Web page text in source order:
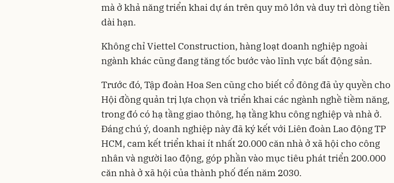
mà ở khả năng triển khai dự án trên quy mô lớn và duy trì dòng tiền
dài hạn.
Không chỉ Viettel Construction, hàng loạt doanh nghiệp ngoài
ngành khác cũng đang tăng tốc bước vào lĩnh vực bất động sản.
Trước đó, Tập đoàn Hoa Sen cũng cho biết cổ đông đã ủy quyền cho
Hội đồng quản trị lựa chọn và triển khai các ngành nghề tiềm năng,
trong đó có hạ tầng giao thông, hạ tầng khu công nghiệp và nhà ở.
Đáng chú ý, doanh nghiệp này đã ký kết với Liên đoàn Lao động TP
HCM, cam kết triển khai ít nhất 20.000 căn nhà ở xã hội cho công
nhân và người lao động, góp phần vào mục tiêu phát triển 200.000
căn nhà ở xã hội của thành phố đến năm 2030.